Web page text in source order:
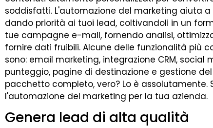
soddisfatti. L'automazione del marketing aiuta
dando priorità ai tuoi lead, coltivandoli in un
tue campagne e-mail, fornendo analisi,
fornire dati fruibili. Alcune delle funzionalità più
sono: email marketing, integrazione CRM, social
punteggio, pagine di destinazione e gestione
pacchetto completo, vero? Lo è assolutamente.
l'automazione del marketing per la tua azienda.
Genera lead di alta qualità